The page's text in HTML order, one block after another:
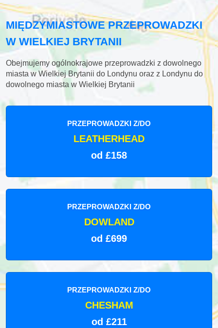
MIĘDZYMIASTOWE PRZEPROWADZKI
W WIELKIEJ BRYTANII
Obejmujemy ogólnokrajowe przeprowadzki z dowolnego
miasta w Wielkiej Brytanii do Londynu oraz z Londynu do
dowolnego miasta w Wielkiej Brytanii
PRZEPROWADZKI Z/DO
LEATHERHEAD
od £158
PRZEPROWADZKI Z/DO
DOWLAND
od £699
PRZEPROWADZKI Z/DO
CHESHAM
od £211